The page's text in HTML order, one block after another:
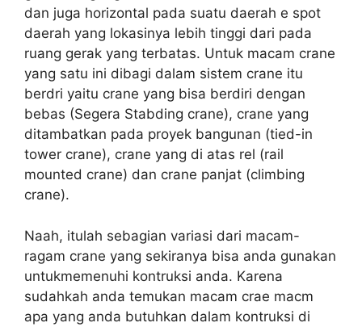
dan juga horizontal pada suatu daerah e spot
daerah yang lokasinya lebih tinggi dari pada
ruang gerak yang terbatas. Untuk macam crane
yang satu ini dibagi dalam sistem crane itu
berdri yaitu crane yang bisa berdiri dengan
bebas (Segera Stabding crane), crane yang
ditambatkan pada proyek bangunan (tied-in
tower crane), crane yang di atas rel (rail
mounted crane) dan crane panjat (climbing
crane).
Naah, itulah sebagian variasi dari macam-
ragam crane yang sekiranya bisa anda gunakan
untukmemenuhi kontruksi anda. Karena
sudahkah anda temukan macam crae macm
apa yang anda butuhkan dalam kontruksi di